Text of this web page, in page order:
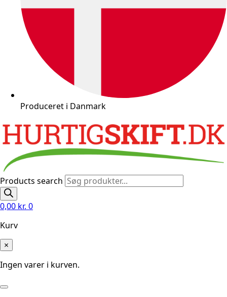
Produceret i Danmark
Products search
0,00 kr. 0
Kurv
×
Ingen varer i kurven.